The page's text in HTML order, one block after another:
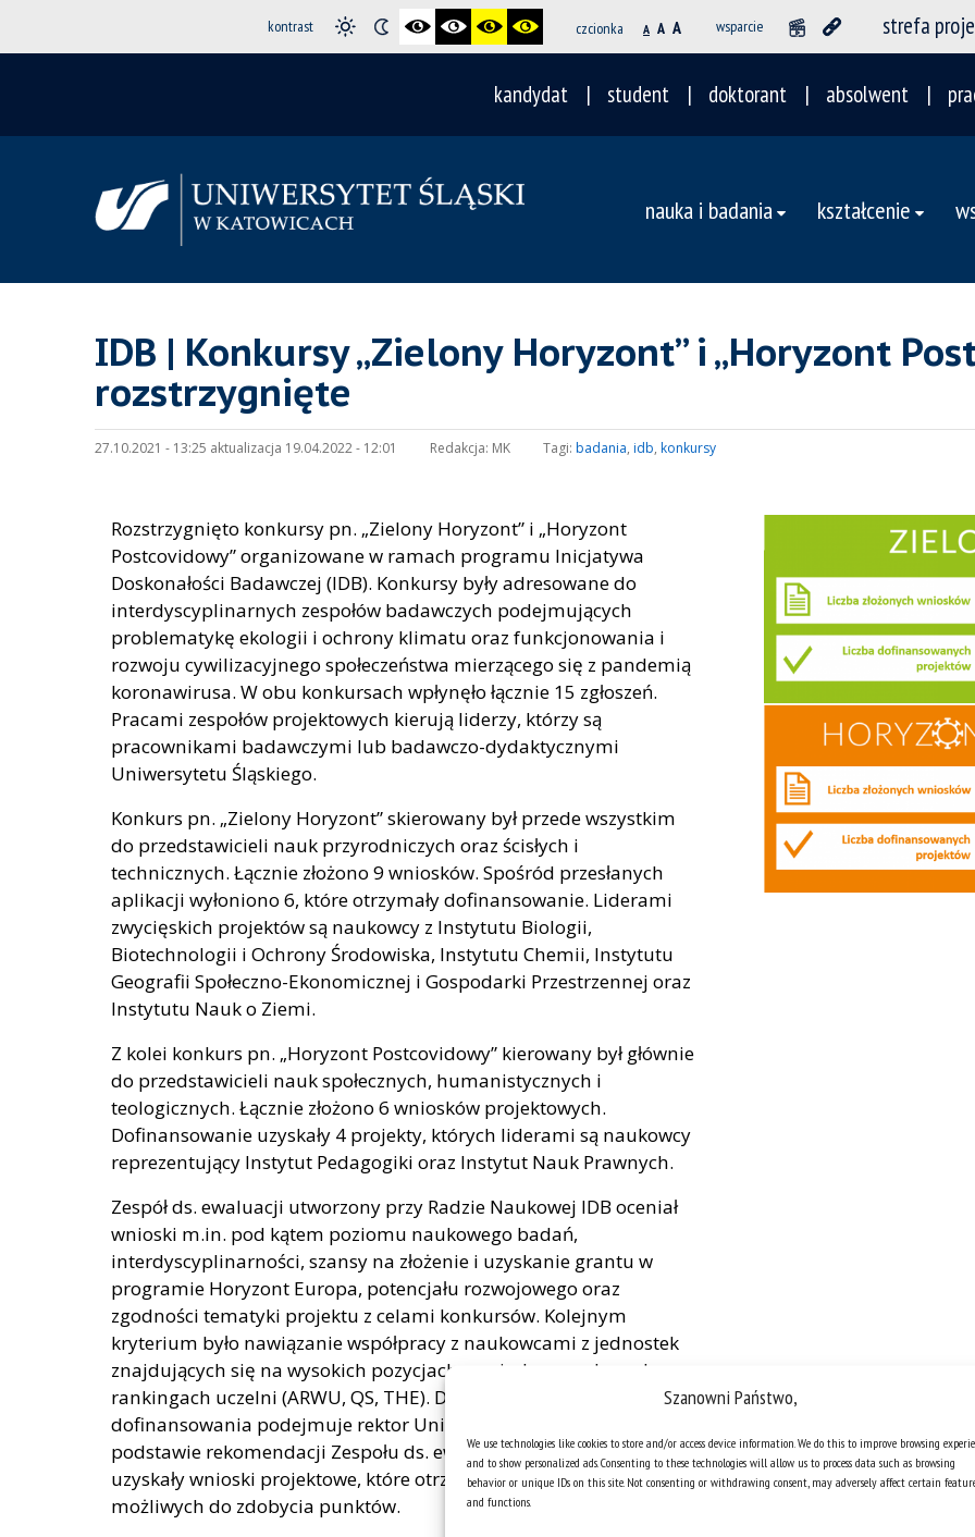
Szanowni Państwo,
We use technologies like cookies to store and/or access device information. We do this to improve browsing
and to show personalized ads. Consenting to these technologies will allow us to process data such as browsing
behavior or unique IDs on this site. Not consenting or withdrawing consent, may adversely affect certain
and functions.
kontrast czcionka A A A wsparcie strefa
kandydat student doktorant absolwent
nauka i badania kształcenie
IDB | Konkursy „Zielony Horyzont” i „Horyzont
rozstrzygnięte
27.10.2021 - 13:25 aktualizacja 19.04.2022 - 12:01 Redakcja: MK Tagi: badania, idb, konkursy
Rozstrzygnięto konkursy pn. „Zielony Horyzont” i „Horyzont
Postcovidowy” organizowane w ramach programu Inicjatywa
Doskonałości Badawczej (IDB). Konkursy były adresowane do
interdyscyplinarnych zespołów badawczych podejmujących
problematykę ekologii i ochrony klimatu oraz funkcjonowania i
rozwoju cywilizacyjnego społeczeństwa mierzącego się z pandemią
koronawirusa. W obu konkursach wpłynęło łącznie 15 zgłoszeń.
Pracami zespołów projektowych kierują liderzy, którzy są
pracownikami badawczymi lub badawczo-dydaktycznymi
Uniwersytetu Śląskiego.
Konkurs pn. „Zielony Horyzont” skierowany był przede wszystkim
do przedstawicieli nauk przyrodniczych oraz ścisłych i
technicznych. Łącznie złożono 9 wniosków. Spośród przesłanych
aplikacji wyłoniono 6, które otrzymały dofinansowanie. Liderami
zwycięskich projektów są naukowcy z Instytutu Biologii,
Biotechnologii i Ochrony Środowiska, Instytutu Chemii, Instytutu
Geografii Społeczno-Ekonomicznej i Gospodarki Przestrzennej oraz
Instytutu Nauk o Ziemi.
Z kolei konkurs pn. „Horyzont Postcovidowy” kierowany był głównie
do przedstawicieli nauk społecznych, humanistycznych i
teologicznych. Łącznie złożono 6 wniosków projektowych.
Dofinansowanie uzyskały 4 projekty, których liderami są naukowcy
reprezentujący Instytut Pedagogiki oraz Instytut Nauk Prawnych.
Zespół ds. ewaluacji utworzony przy Radzie Naukowej IDB oceniał
wnioski m.in. pod kątem poziomu naukowego badań,
interdyscyplinarności, szansy na złożenie i uzyskanie grantu w
programie Horyzont Europa, potencjału rozwojowego oraz
zgodności tematyki projektu z celami konkursów. Kolejnym
kryterium było nawiązanie współpracy z naukowcami z jednostek
znajdujących się na wysokich pozycjach w międzynarodowych
rankingach uczelni (ARWU, QS, THE). Decyzję o przyznaniu
dofinansowania podejmuje rektor Uniwersytetu Śląskiego na
podstawie rekomendacji Zespołu ds. ewaluacji IDB. Finansowanie
uzyskały wnioski projektowe, które otrzymały więcej niż 60%
możliwych do zdobycia punktów.